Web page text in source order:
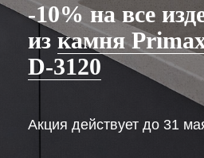
-10% на все
изкамня
D-3120
Акция действует до 31